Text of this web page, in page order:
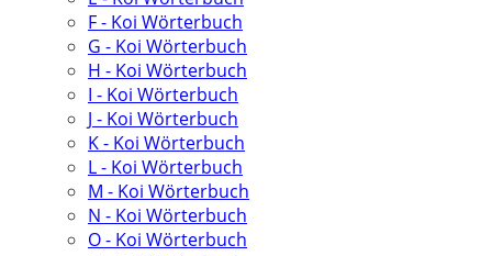
F - Koi Wörterbuch
G - Koi Wörterbuch
H - Koi Wörterbuch
I - Koi Wörterbuch
J - Koi Wörterbuch
K - Koi Wörterbuch
L - Koi Wörterbuch
M - Koi Wörterbuch
N - Koi Wörterbuch
O - Koi Wörterbuch